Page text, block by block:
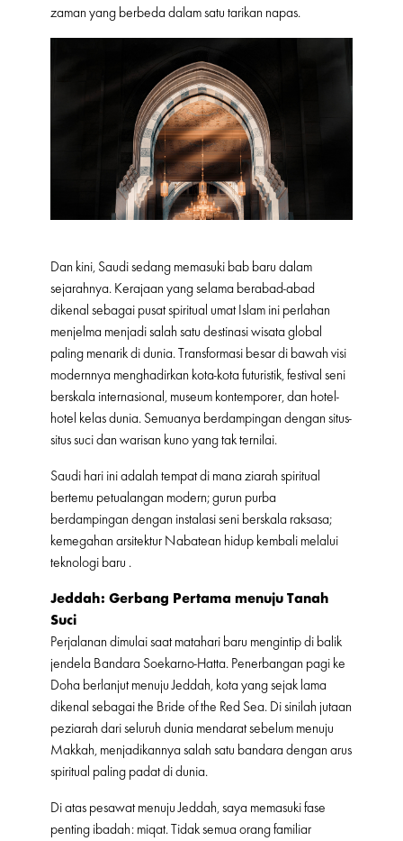
zaman yang berbeda dalam satu tarikan napas.
Dan kini, Saudi sedang memasuki bab baru dalam
sejarahnya. Kerajaan yang selama berabad-abad
dikenal sebagai pusat spiritual umat Islam ini perlahan
menjelma menjadi salah satu destinasi wisata global
paling menarik di dunia. Transformasi besar di bawah visi
modernnya menghadirkan kota-kota futuristik, festival seni
berskala internasional, museum kontemporer, dan hotel-
hotel kelas dunia. Semuanya berdampingan dengan situs-
situs suci dan warisan kuno yang tak ternilai.
Saudi hari ini adalah tempat di mana ziarah spiritual
bertemu petualangan modern; gurun purba
berdampingan dengan instalasi seni berskala raksasa;
kemegahan arsitektur Nabatean hidup kembali melalui
teknologi baru .
Jeddah: Gerbang Pertama menuju Tanah
Suci
Perjalanan dimulai saat matahari baru mengintip di balik
jendela Bandara Soekarno-Hatta. Penerbangan pagi ke
Doha berlanjut menuju Jeddah, kota yang sejak lama
dikenal sebagai the Bride of the Red Sea. Di sinilah jutaan
peziarah dari seluruh dunia mendarat sebelum menuju
Makkah, menjadikannya salah satu bandara dengan arus
spiritual paling padat di dunia.
Di atas pesawat menuju Jeddah, saya memasuki fase
penting ibadah: miqat. Tidak semua orang familiar